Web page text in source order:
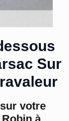
Sur
votre